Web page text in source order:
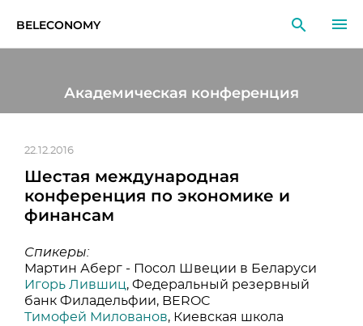
BELECONOMY
ИССЛЕДОВАНИЯ
ОБРАЗОВАНИЕ
Академическая конференция
22.12.2016
Шестая международная
конференция по экономике и
финансам
Спикеры:
Мартин Аберг - Посол Швеции в Беларуси
Игорь Лившиц, Федеральный резервный
банк Филадельфии, BEROC
Тимофей Милованов, Киевская школа